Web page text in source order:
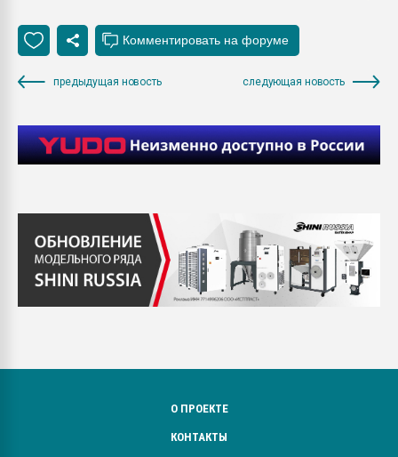
предыдущая новость следующая новость
О ПРОЕКТЕ
КОНТАКТЫ